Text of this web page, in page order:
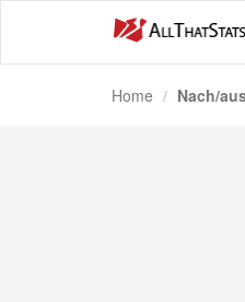
Home Nach/